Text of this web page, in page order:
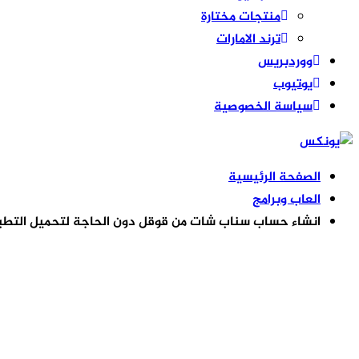
منتجات مختارة
ترند الامارات
ووردبريس
يوتيوب
سياسة الخصوصية
الصفحة الرئيسية
العاب وبرامج
انشاء حساب سناب شات من قوقل دون الحاجة لتحميل